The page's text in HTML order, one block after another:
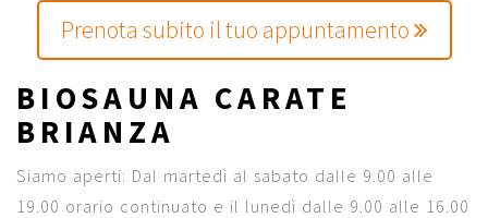
Prenota subito il tuo appuntamento
BIOSAUNA CARATE
BRIANZA
Siamo aperti: Dal martedì al sabato dalle 9.00 alle
19.00 orario continuato e il lunedì dalle 9.00 alle 16.00